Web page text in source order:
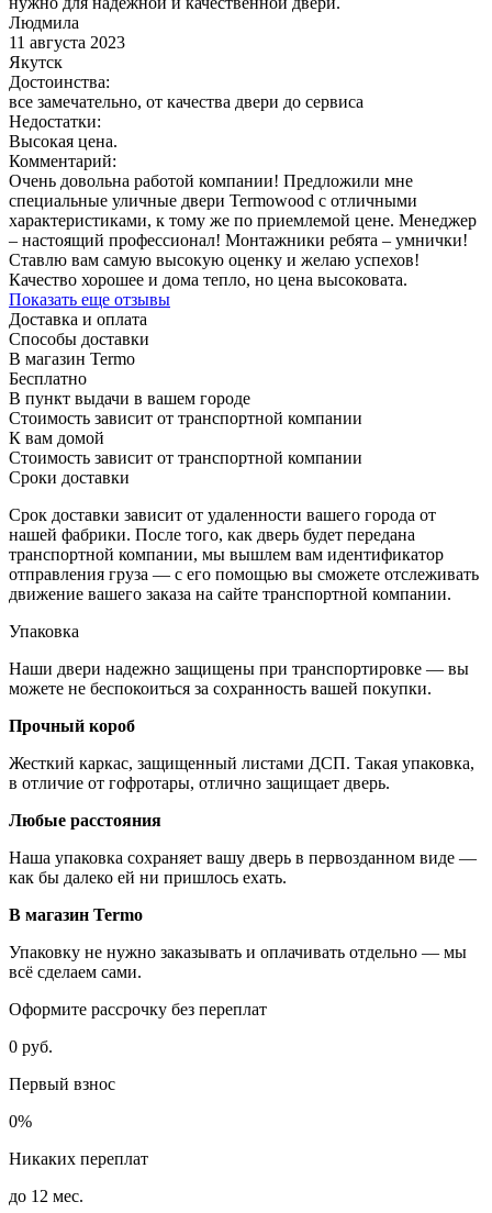
Людмила
11 августа 2023
Якутск
Достоинства:
все замечательно, от качества двери до сервиса
Недостатки:
Высокая цена.
Комментарий:
Очень довольна работой компании! Предложили мне
специальные уличные двери Termowood с отличными
характеристиками, к тому же по приемлемой цене. Менеджер
– настоящий профессионал! Монтажники ребята – умнички!
Ставлю вам самую высокую оценку и желаю успехов!
Качество хорошее и дома тепло, но цена высоковата.
Показать еще отзывы
Доставка и оплата
Способы доставки
В магазин Termo
Бесплатно
В пункт выдачи в вашем городе
Стоимость зависит от транспортной компании
К вам домой
Стоимость зависит от транспортной компании
Сроки доставки
Срок доставки зависит от удаленности вашего города от
нашей фабрики. После того, как дверь будет передана
транспортной компании, мы вышлем вам идентификатор
отправления груза — с его помощью вы сможете отслеживать
движение вашего заказа на сайте транспортной компании.
Упаковка
Наши двери надежно защищены при транспортировке — вы
можете не беспокоиться за сохранность вашей покупки.
Прочный короб
Жесткий каркас, защищенный листами ДСП. Такая упаковка,
в отличие от гофротары, отлично защищает дверь.
Любые расстояния
Наша упаковка сохраняет вашу дверь в первозданном виде —
как бы далеко ей ни пришлось ехать.
В магазин Termo
Упаковку не нужно заказывать и оплачивать отдельно — мы
всё сделаем сами.
Оформите рассрочку без переплат
0 руб.
Первый взнос
0%
Никаких переплат
до 12 мес.